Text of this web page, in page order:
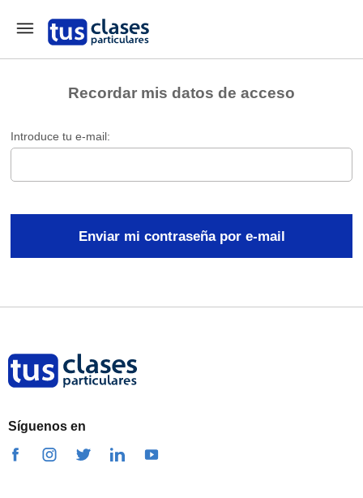
Recordar mis datos de acceso
Introduce tu e-mail:
Síguenos en